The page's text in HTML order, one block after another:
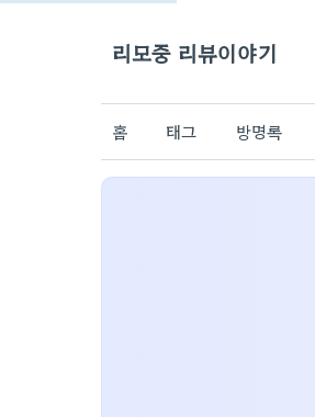
리모중 리뷰이야기
홈 태그 방명록